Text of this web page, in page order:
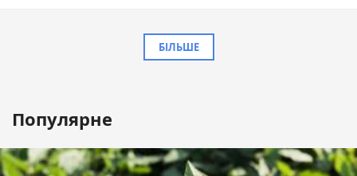
БІЛЬШЕ
Популярне